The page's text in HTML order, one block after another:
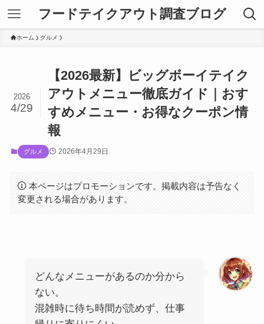
フードテイクアウト調査ブログ
ホーム グルメ
【2026最新】ビッグボーイテイク
アウトメニュー徹底ガイド｜おす
すめメニュー・お得なクーポン情
報
2026
4/29
グルメ 2026年4月29日
本ページはプロモーションです。掲載内容は予告なく
変更される場合があります。
どんなメニューがあるのか分から
ない。
混雑時に待ち時間が読めず、仕事